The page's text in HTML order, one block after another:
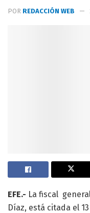
POR REDACCIÓN WEB
EFE.- La fiscal
Díaz, está citada el